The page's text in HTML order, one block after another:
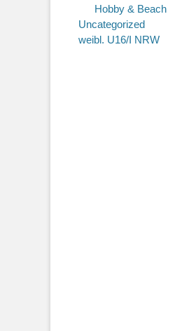
Hobby & Beach
Uncategorized
weibl. U16/I NRW